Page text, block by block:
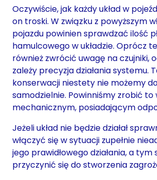
Oczywiście, jak każdy układ w
on troski. W związku z powyższym
pojazdu powinien sprawdzać ilość
hamulcowego w układzie. Oprócz
również zwrócić uwagę na czujniki,
zależy precyzja działania systemu.
konserwacji niestety nie możemy
samodzielnie. Powinniśmy zrobić to
mechanicznym, posiadającym
Jeżeli układ nie będzie działał
włączyć się w sytuacji zupełnie
jego prawidłowego działania, a tym
przyczynić się do stworzenia